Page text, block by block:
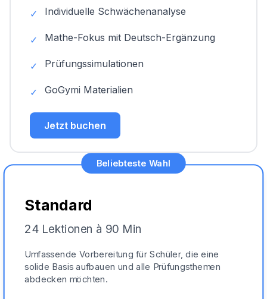
✓ Individuelle Schwächenanalyse
✓ Mathe-Fokus mit Deutsch-Ergänzung
✓ Prüfungssimulationen
✓ GoGymi Materialien
Jetzt buchen
Beliebteste Wahl
Standard
24 Lektionen à 90 Min
Umfassende Vorbereitung für Schüler, die eine
solide Basis aufbauen und alle Prüfungsthemen
abdecken möchten.